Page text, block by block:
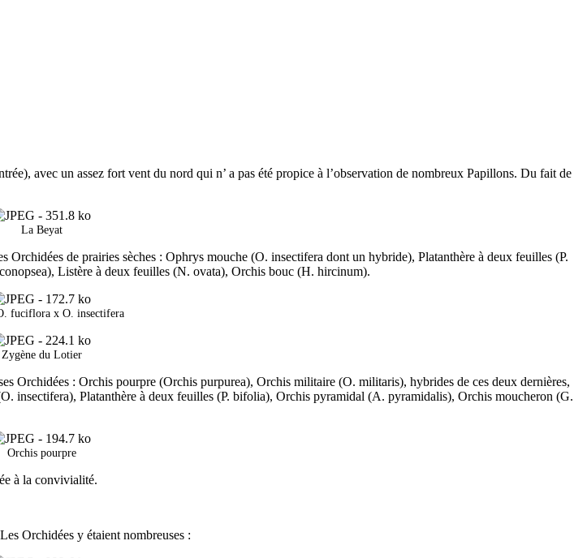
avec un assez fort vent du nord qui n’ a pas été propice à l’observation de nombreux Papillons. Du fait de
La Beyat
de prairies sèches : Ophrys mouche (O. insectifera dont un hybride), Platanthère à deux feuilles (P.
Listère à deux feuilles (N. ovata), Orchis bouc (H. hircinum).
fuciflora x O. insectifera
Zygène du Lotier
Orchidées : Orchis pourpre (Orchis purpurea), Orchis militaire (O. militaris), hybrides de ces deux dernières,
insectifera), Platanthère à deux feuilles (P. bifolia), Orchis pyramidal (A. pyramidalis), Orchis moucheron (G.
Orchis pourpre
à la convivialité.
Orchidées y étaient nombreuses :